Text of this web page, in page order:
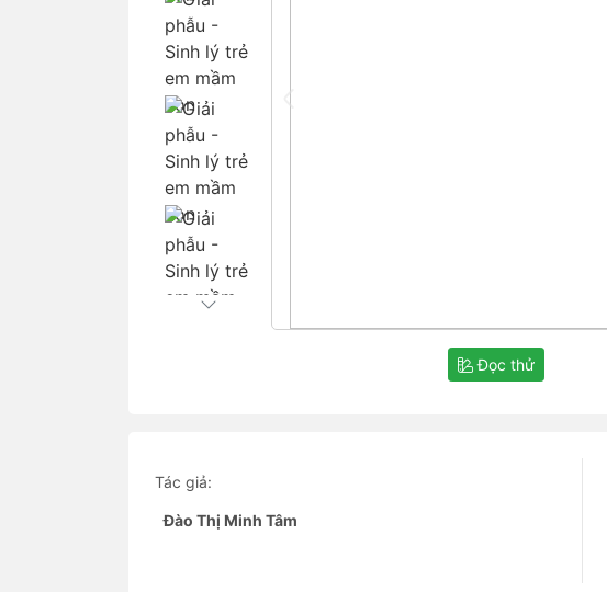
Đọc thử
Tác giả:
Đào Thị Minh Tâm